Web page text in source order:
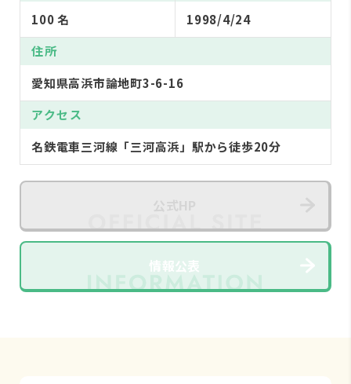
100 名
1998/4/24
住所
愛知県高浜市論地町3-6-16
アクセス
名鉄電車三河線「三河高浜」駅から徒歩20分
情報公表